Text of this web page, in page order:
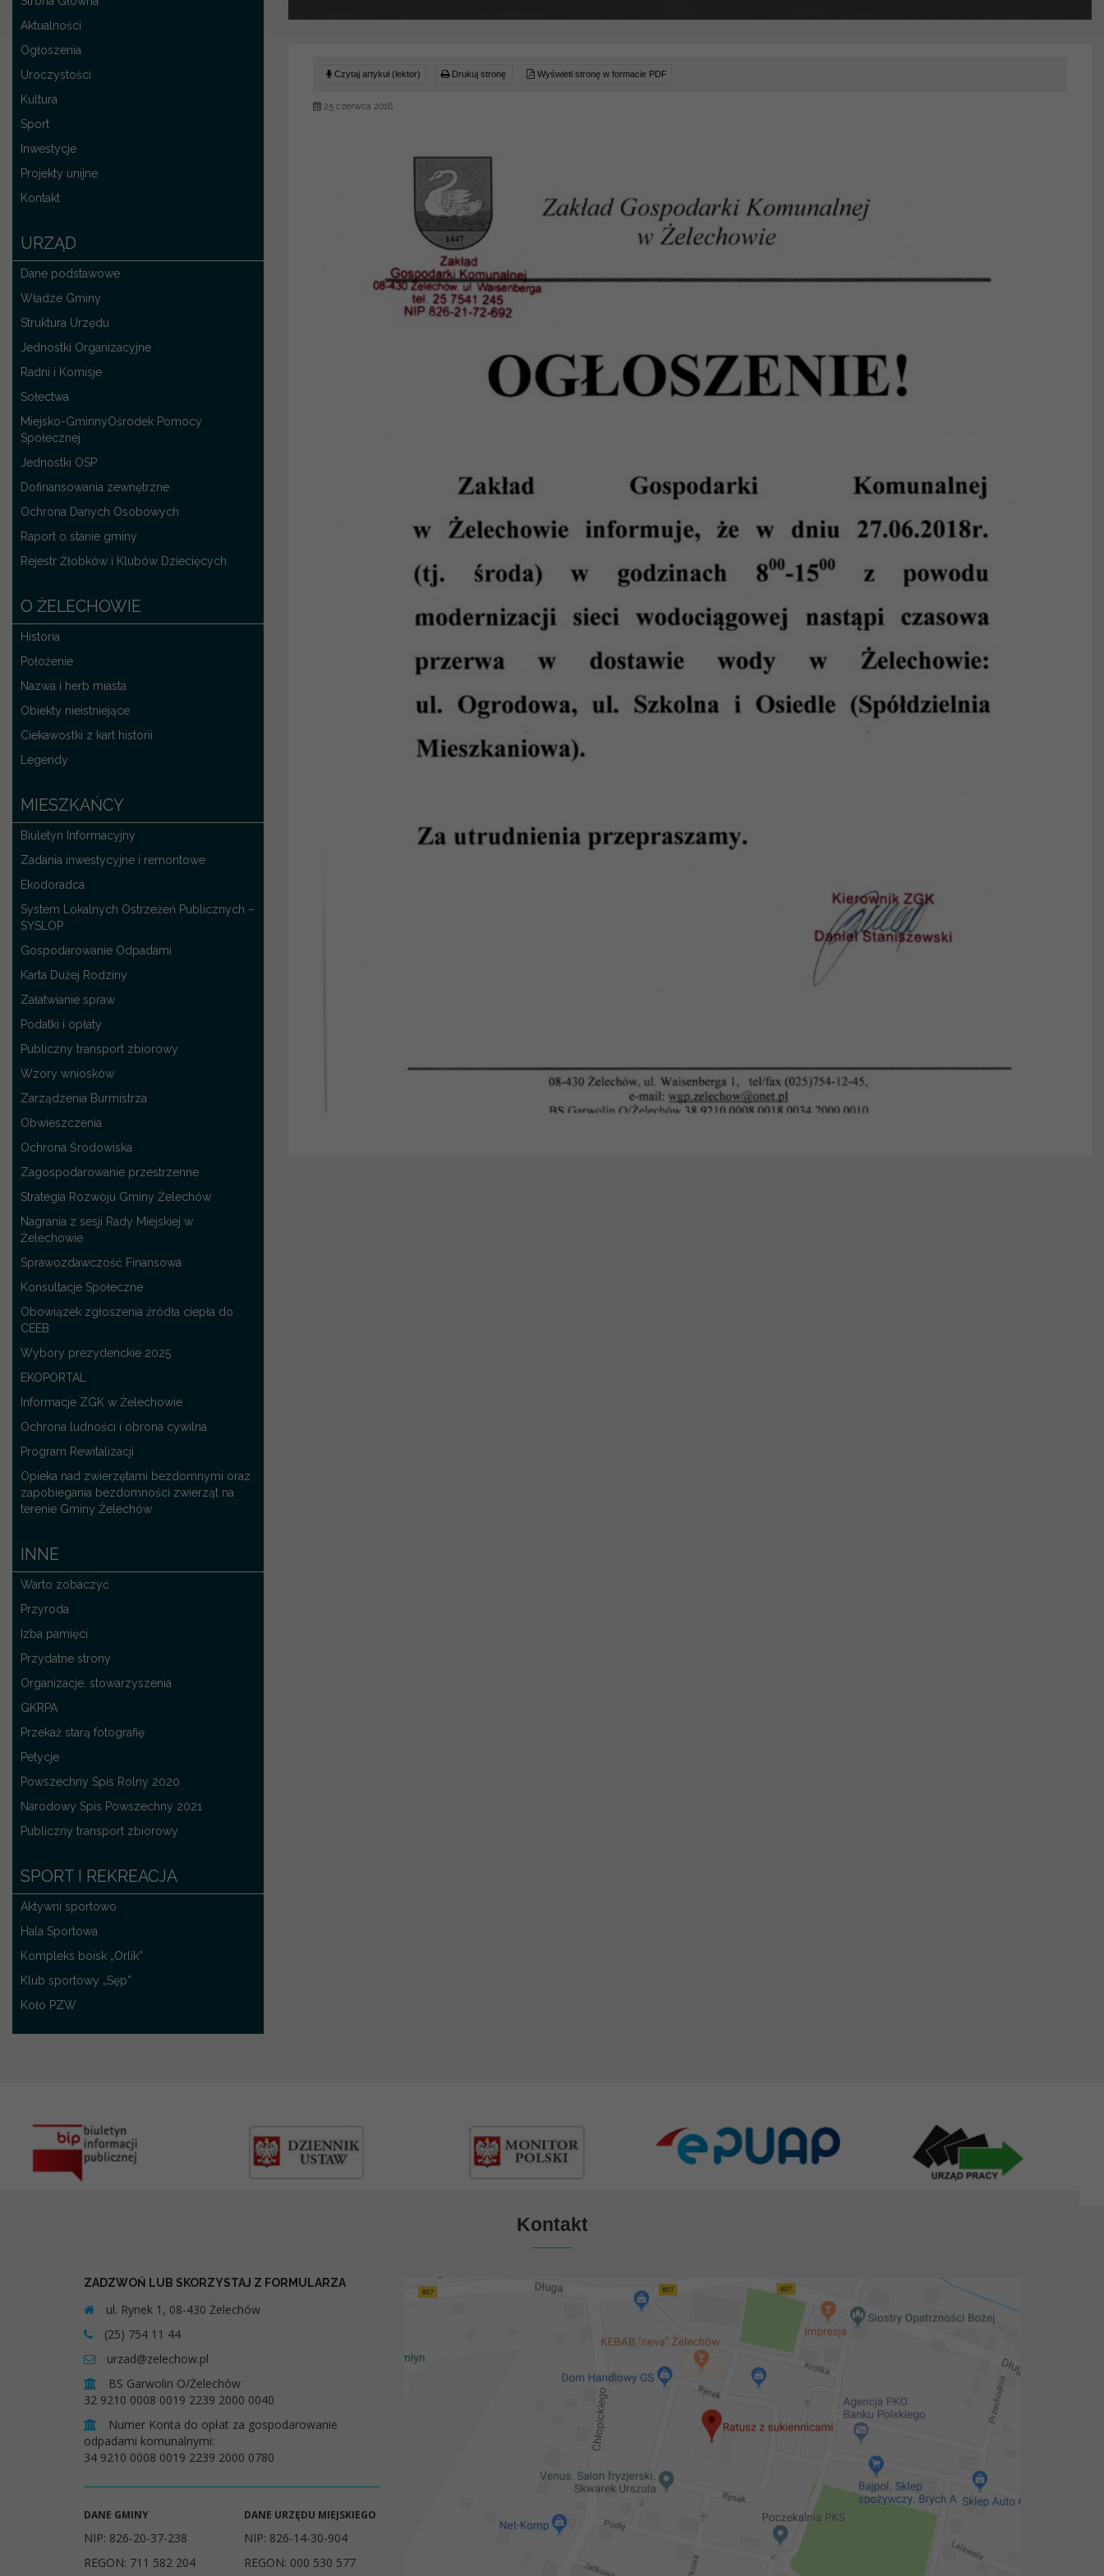
Aktualności
Ogłoszenia
Uroczystości
Kultura
Sport
Inwestycje
Projekty unijne
Kontakt
URZĄD
Dane podstawowe
Władze Gminy
Struktura Urzędu
Jednostki Organizacyjne
Radni i Komisje
Sołectwa
Miejsko-GminnyOśrodek Pomocy
Społecznej
Jednostki OSP
Dofinansowania zewnętrzne
Ochrona Danych Osobowych
Raport o stanie gminy
Rejestr Żłobków i Klubów Dziecięcych
O ŻELECHOWIE
Historia
Położenie
Nazwa i herb miasta
Obiekty nieistniejące
Ciekawostki z kart historii
Legendy
MIESZKAŃCY
Biuletyn Informacyjny
Zadania inwestycyjne i remontowe
Ekodoradca
System Lokalnych Ostrzeżeń Publicznych –
SYSLOP
Gospodarowanie Odpadami
Karta Dużej Rodziny
Załatwianie spraw
Podatki i opłaty
Publiczny transport zbiorowy
Wzory wniosków
Zarządzenia Burmistrza
Obwieszczenia
Ochrona Środowiska
Zagospodarowanie przestrzenne
Strategia Rozwoju Gminy Żelechów
Nagrania z sesji Rady Miejskiej w
Żelechowie
Sprawozdawczość Finansowa
Konsultacje Społeczne
Obowiązek zgłoszenia źródła ciepła do
CEEB
Wybory prezydenckie 2025
EKOPORTAL
Informacje ZGK w Żelechowie
Ochrona ludności i obrona cywilna
Program Rewitalizacji
Opieka nad zwierzętami bezdomnymi oraz
zapobiegania bezdomności zwierząt na
terenie Gminy Żelechów
INNE
Warto zobaczyć
Przyroda
Izba pamięci
Przydatne strony
Organizacje, stowarzyszenia
GKRPA
Przekaż starą fotografię
Petycje
Powszechny Spis Rolny 2020
Narodowy Spis Powszechny 2021
Publiczny transport zbiorowy
SPORT I REKREACJA
Aktywni sportowo
Hala Sportowa
Kompleks boisk „Orlik”
Klub sportowy „Sęp”
Koło PZW
Czytaj artykuł (lektor) Drukuj stronę Wyświetl stronę w formacie PDF
25 czerwca 2018
Kontakt
ZADZWOŃ LUB SKORZYSTAJ Z FORMULARZA
ul. Rynek 1, 08-430 Żelechów
(25) 754 11 44
urzad@zelechow.pl
BS Garwolin O/Żelechów
32 9210 0008 0019 2239 2000 0040
Numer Konta do opłat za gospodarowanie
odpadami komunalnymi:
34 9210 0008 0019 2239 2000 0780
DANE GMINY
NIP: 826-20-37-238
REGON: 711 582 204
DANE URZĘDU MIEJSKIEGO
NIP: 826-14-30-904
REGON: 000 530 577